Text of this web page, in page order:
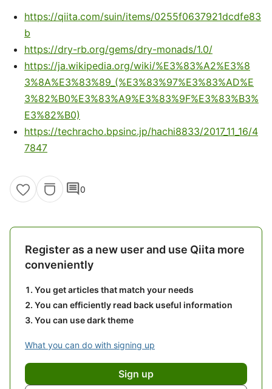
https://qiita.com/suin/items/0255f0637921dcdfe83
b
https://dry-rb.org/gems/dry-monads/1.0/
https://ja.wikipedia.org/wiki/%E3%83%A2%E3%8
3%8A%E3%83%89_(%E3%83%97%E3%83%AD%E
3%82%B0%E3%83%A9%E3%83%9F%E3%83%B3%
E3%82%B0)
https://techracho.bpsinc.jp/hachi8833/2017_11_16/4
7847
comment0
Register as a new user and use Qiita more
conveniently
You get articles that match your needs
You can efficiently read back useful information
You can use dark theme
What you can do with signing up
Sign up